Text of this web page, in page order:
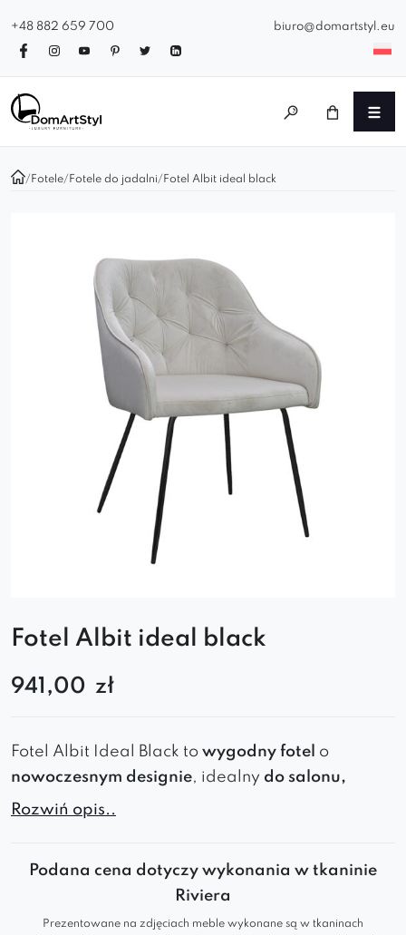
+48 882 659 700 biuro@domartstyl.eu
/ Fotele/ Fotele do jadalni/ Fotel Albit ideal black
Fotel Albit ideal black
941,00 zł
Fotel Albit Ideal Black to wygodny fotel o
nowoczesnym designie, idealny do salonu,
jadalni czy kawiarni
industrialne wnętrza.
Pikowany mebel wyróżnia się wyjątkowo
Rozwiń opis..
Podana cena dotyczy wykonania w tkaninie
Riviera
Prezentowane na zdjęciach meble wykonane są w tkaninach